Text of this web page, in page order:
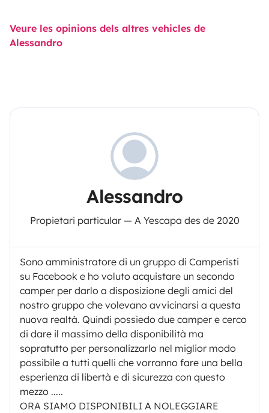
Veure les opinions dels altres vehicles de
Alessandro
Alessandro
Propietari particular — A Yescapa des de 2020
Sono amministratore di un gruppo di Camperisti
su Facebook e ho voluto acquistare un secondo
camper per darlo a disposizione degli amici del
nostro gruppo che volevano avvicinarsi a questa
nuova realtà. Quindi possiedo due camper e cerco
di dare il massimo della disponibilità ma
sopratutto per personalizzarlo nel miglior modo
possibile a tutti quelli che vorranno fare una bella
esperienza di libertà e di sicurezza con questo
mezzo .....
ORA SIAMO DISPONIBILI A NOLEGGIARE